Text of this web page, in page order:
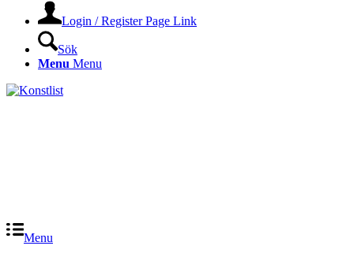
Login / Register Page Link
Sök
Menu Menu
Menu